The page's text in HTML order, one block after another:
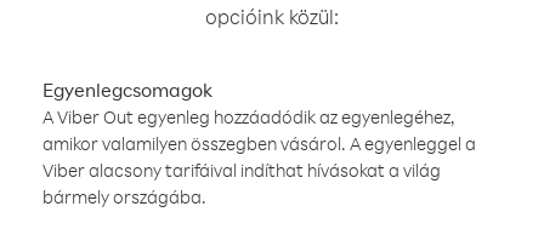
opcióink közül:
Egyenlegcsomagok
A Viber Out egyenleg hozzáadódik az egyenlegéhez,
amikor valamilyen összegben vásárol. A egyenleggel a
Viber alacsony tarifáival indíthat hívásokat a világ
bármely országába.